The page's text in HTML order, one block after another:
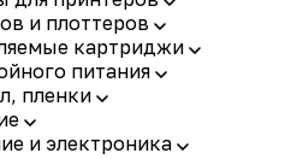
и плоттеров
картриджи
питания
пленки
и электроника